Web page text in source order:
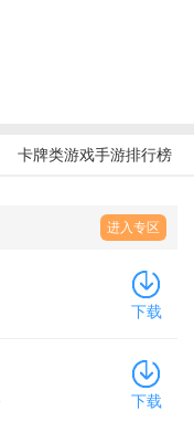
卡牌类游戏手游排行榜
进入专区
下载
下载